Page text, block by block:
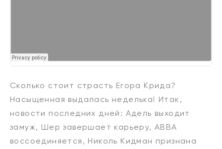
Сколько стоит страсть Егора Крида?
Насыщенная выдалась неделька! Итак,
новости последних дней: Адель выходит
замуж, Шер завершает карьеру, ABBA
воссоединяется, Николь Кидман признана